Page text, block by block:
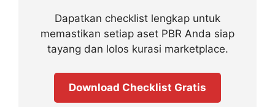
Dapatkan checklist lengkap untuk
memastikan setiap aset PBR Anda siap
tayang dan lolos kurasi marketplace.
Download Checklist Gratis